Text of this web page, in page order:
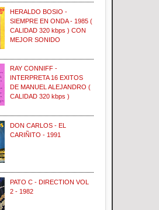
HERALDO BOSIO -
SIEMPRE EN ONDA - 1985 (
CALIDAD 320 kbps ) CON
MEJOR SONIDO
RAY CONNIFF -
INTERPRETA 16 EXITOS
DE MANUEL ALEJANDRO (
CALIDAD 320 kbps )
DON CARLOS - EL
CARIÑITO - 1991
PATO C - DIRECTION VOL
2 - 1982